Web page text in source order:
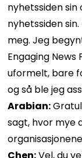
nyhetssiden
nyhetssiden sin.
meg. Jeg
Engaging
uformelt, bare
og så ble jeg
Arabian:
sagt, hvor mye